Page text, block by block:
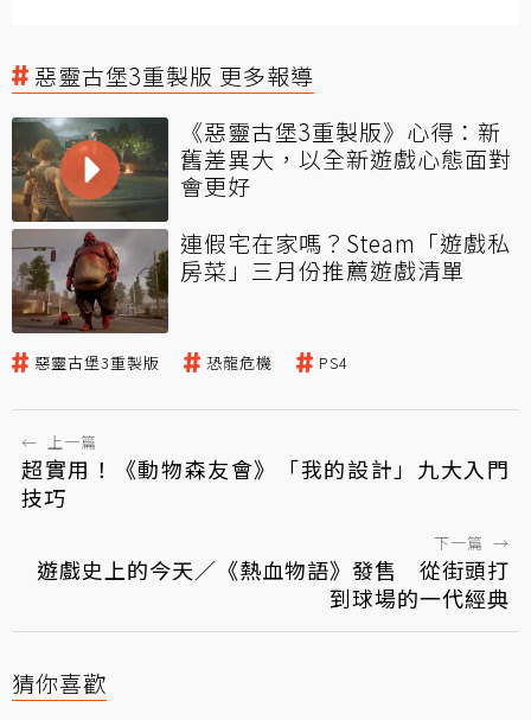
惡靈古堡3重製版 更多報導
《惡靈古堡3重製版》心得：新
舊差異大，以全新遊戲心態面對
會更好
連假宅在家嗎？Steam「遊戲私
房菜」三月份推薦遊戲清單
惡靈古堡3重製版 恐龍危機 PS4
← 上一篇
超實用！《動物森友會》「我的設計」九大入門
技巧
下一篇 →
遊戲史上的今天／《熱血物語》發售 從街頭打
到球場的一代經典
猜你喜歡